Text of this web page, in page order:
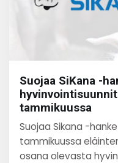
Suojaa SiKana -
tammikuussa
Suojaa Sikana -
tammikuussa
osana olevasta